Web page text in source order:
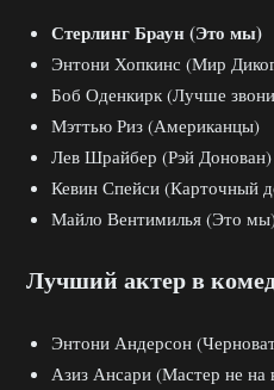
Стерлинг Браун (Это мы)
Энтони Хопкинс (Мир
Боб Оденкирк (Лучше
Мэттью Риз (Американцы)
Лев Шрайбер (Рэй Донован)
Кевин Спейси (Карточный
Майло Вентимилья (Это
Лучший актер в
Энтони Андерсон
Азиз Ансари (Мастер не на